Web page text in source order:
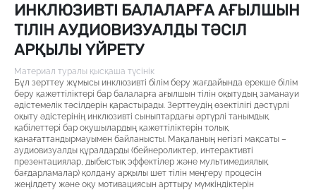
ИНКЛЮЗИВТІ БАЛАЛАРҒА АҒЫЛШЫН
ТІЛІН АУДИОВИЗУАЛДЫ ТӘСІЛ
АРҚЫЛЫ ҮЙРЕТУ
Материал туралы қысқаша түсінік
Бұл зерттеу жұмысы инклюзивті білім беру жағдайында ерекше білім
беру қажеттіліктері бар балаларға ағылшын тілін оқытудың заманауи
әдістемелік тәсілдерін қарастырады. Зерттеудің өзектілігі дәстүрлі
оқыту әдістерінің инклюзивті сыныптардағы әртүрлі танымдық
қабілеттері бар оқушылардың қажеттіліктерін толық
қанағаттандырмауымен байланысты. Мақаланың негізгі мақсаты –
аудиовизуалды құралдарды (бейнероликтер, интерактивті
презентациялар, дыбыстық эффектілер және мультимедиялық
бағдарламалар) қолдану арқылы шет тілін меңгеру процесін
жеңілдету және оқу мотивациясын арттыру мүмкіндіктерін